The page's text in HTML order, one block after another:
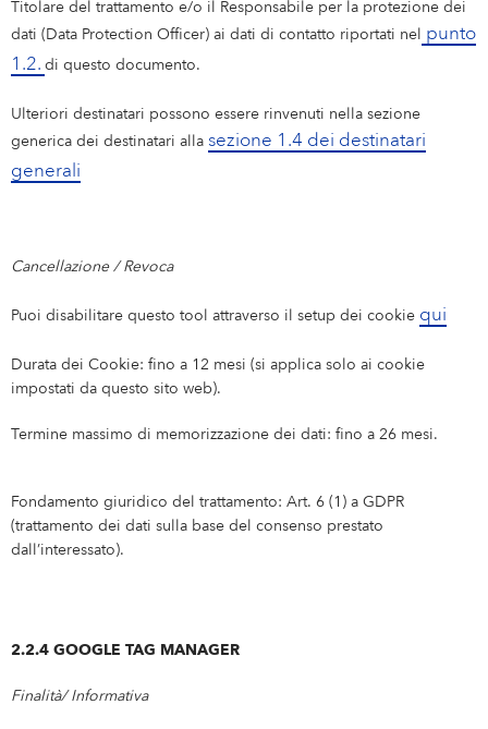
Titolare del trattamento e/o il Responsabile per la protezione dei
dati (Data Protection Officer) ai dati di contatto riportati nel
punto
1.2.di questo documento.
Ulteriori destinatari possono essere rinvenuti nella sezione
generica dei destinatari alla sezione 1.4 dei destinatari
generali
Cancellazione / Revoca
Puoi disabilitare questo tool attraverso il setup dei cookie qui
Durata dei Cookie: fino a 12 mesi (si applica solo ai cookie
impostati da questo sito web).
Termine massimo di memorizzazione dei dati: fino a 26 mesi.
Fondamento giuridico del trattamento: Art. 6 (1) a GDPR
(trattamento dei dati sulla base del consenso prestato
dall’interessato).
2.2.4 GOOGLE TAG MANAGER
Finalità/ Informativa